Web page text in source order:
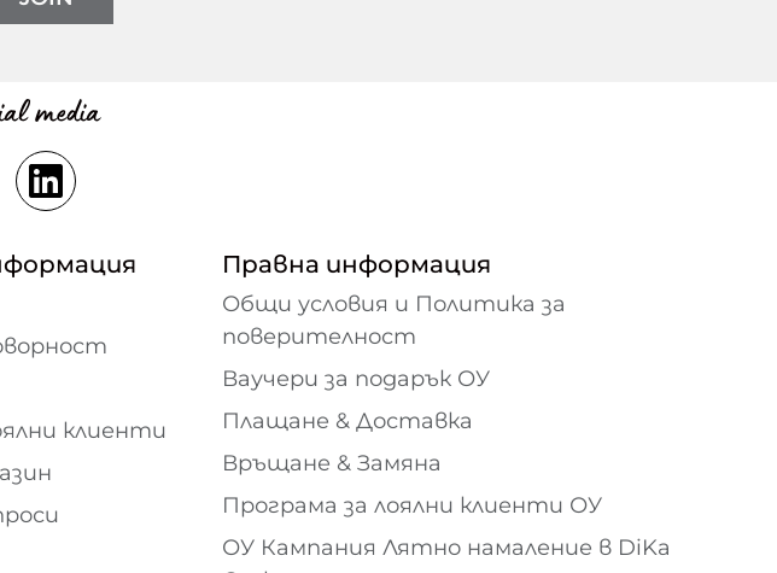
media
клиенти
Правна информация
Общи условия и Политика за
поверителност
Ваучери за подарък ОУ
Плащане & Доставка
Връщане & Замяна
Програма за лоялни клиенти ОУ
ОУ Кампания Лятно намаление в DiKa